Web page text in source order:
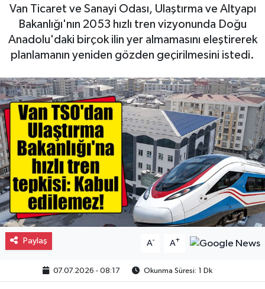
Van Ticaret ve Sanayi Odası, Ulaştırma ve Altyapı
Bakanlığı'nın 2053 hızlı tren vizyonunda Doğu
Anadolu'daki birçok ilin yer almamasını eleştirerek
planlamanın yeniden gözden geçirilmesini istedi.
Paylaş A- A+
07.07.2026 - 08:17 Okunma Süresi: 1 Dk
Otovitrin
Asayiş
Magazin
Gayrimenkul
Spor
Eğitim
Haber Arşivi